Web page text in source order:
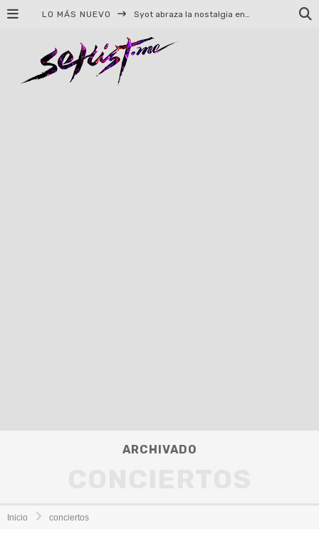
LO MÁS NUEVO Syot abraza la nostalgia en «Blame», el primer adelanto de su EP debut
ARCHIVADO
Inicio conciertos